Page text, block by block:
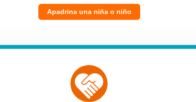
Apadrina una niña o niño